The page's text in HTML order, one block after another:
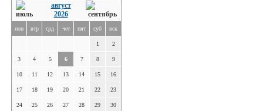
август
2026
пон втр срд чет пят суб вск
1 2
3 4 5 6 7 8 9
10 11 12 13 14 15 16
17 18 19 20 21 22 23
24 25 26 27 28 29 30